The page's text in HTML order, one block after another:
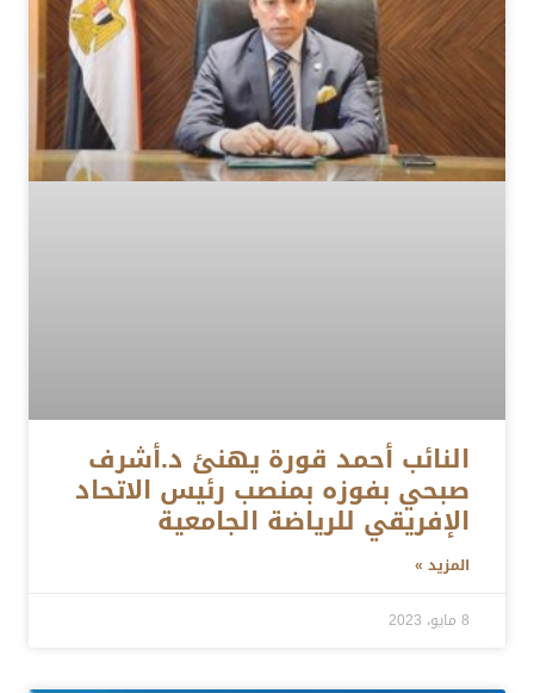
النائب أحمد قورة يهنئ د.أشرف
صبحي بفوزه بمنصب رئيس الاتحاد
الإفريقي للرياضة الجامعية
المزيد »
8 مايو، 2023